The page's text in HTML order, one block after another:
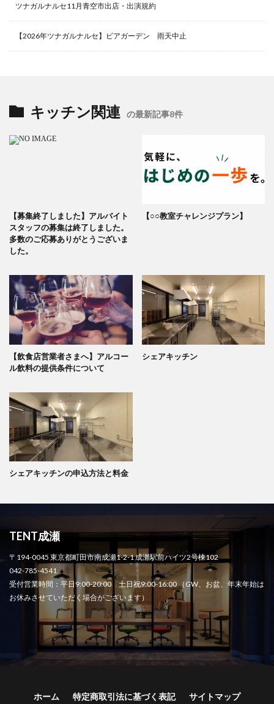
ツナガルナルセ11月青空市出店・出演規約
【2026年ツナガルナルセ】ビアガーデン 雨天中止
キッチン関連 の最新記事8件
【募集終了しました】アルバイト
スタッフの募集は終了しました。
多数のご応募ありがとうございま
した。
【○○教室チャレンジプラン】
【飲食店営業者さまへ】アルコー
ル飲料の提供条件について
シェアキッチン
シェアキッチンの申込方法と料金
TENT成瀬
〒194-0045 東京都町田市南成瀬1-2-1 成瀬駅前ハイツ2号棟102
042-785-4541
受付営業時間：平日9:00-20:00 土日祝9:00-16:00 （GW、お盆、年末年始は
お休みさせていただく場合がございます）
ホーム 特定商取引法に基づく表記 サイトマップ